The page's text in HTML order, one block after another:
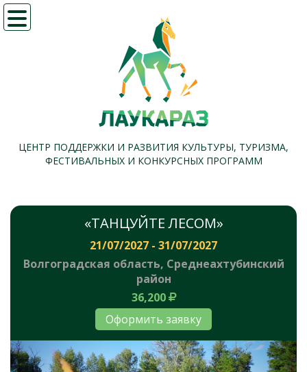
Меню
ЦЕНТР ПОДДЕРЖКИ И РАЗВИТИЯ КУЛЬТУРЫ, ТУРИЗМА,
ФЕСТИВАЛЬНЫХ И КОНКУРСНЫХ ПРОГРАММ
«ТАНЦУЙТЕ ЛЕСОМ»
21/07/2027 - 31/07/2027
Волгоградская область, Среднеахтубинский
район
36,200
Оформить заявку